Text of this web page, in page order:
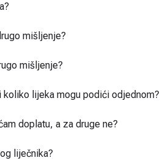
mišljenje?
mišljenje?
lijeka mogu podići odjednom?
doplatu, a za druge ne?
liječnika?